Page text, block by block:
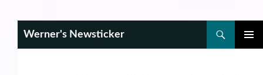
Werner's Newsticker